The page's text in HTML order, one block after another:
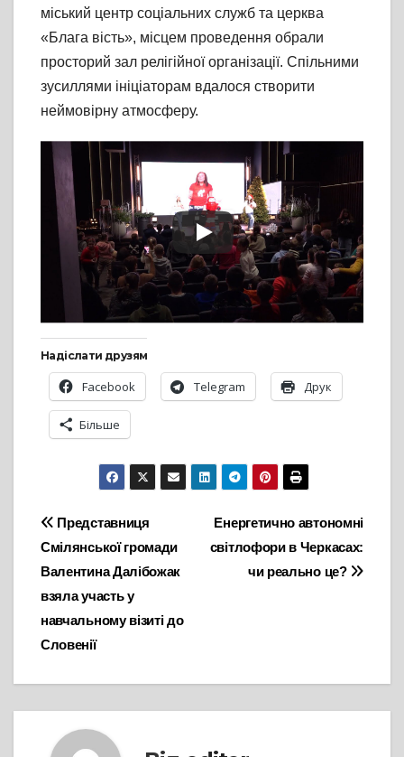
міський центр соціальних служб та церква
«Блага вість», місцем проведення обрали
просторий зал релігійної організації. Спільними
зусиллями ініціаторам вдалося створити
неймовірну атмосферу.
Надіслати друзям
Facebook Telegram Друк
Більше
Навігація
записів
Енергетично автономні
світлофори в Черкасах:
чи реально це?
Представниця
Смілянської громади
Валентина Далібожак
взяла участь у
навчальному візиті до
Словенії